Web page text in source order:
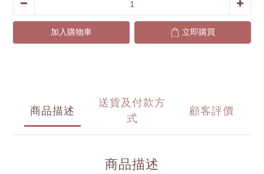
加入購物車 立即購買
商品描述
送貨及付款方
式
顧客評價
商品描述